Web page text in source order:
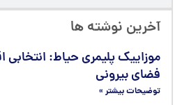
آخرین نوشته ها
موزاییک پلیمری حیاط: انتخابی
فضای بیرونی
توضیحات بیشتر »